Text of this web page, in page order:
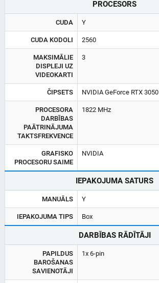
PROCESORS
CUDA Y
CUDA KODOLI 2560
MAKSIMĀLIE
DISPLEJI UZ
VIDEOKARTI
3
ČIPSETS NVIDIA GeForce RTX 3050
PROCESORA
DARBĪBAS
PAĀTRINĀJUMA
TAKTSFREKVENCE
1822 MHz
GRAFISKO
PROCESORU SAIME
NVIDIA
IEPAKOJUMA SATURS
MANUĀLS Y
IEPAKOJUMA TIPS Box
DARBĪBAS RĀDĪTĀJI
PAPILDUS
BAROŠANAS
SAVIENOTĀJI
1x 6-pin